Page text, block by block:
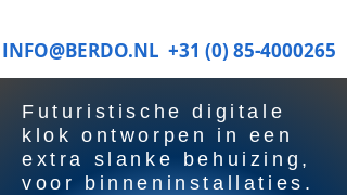
INFO@BERDO.NL +31 (0) 85-4000265
Futuristische digitale
klok ontworpen in een
extra slanke behuizing,
voor binneninstallaties.